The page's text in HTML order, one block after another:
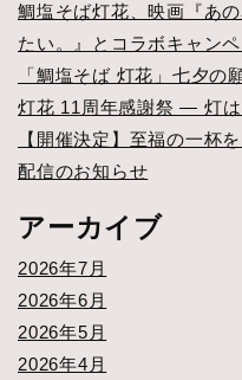
鯛塩そば灯花、映画『あ
たい。』とコラボキャン
「鯛塩そば 灯花」七夕の
灯花 11周年感謝祭 ― 灯
【開催決定】至福の一杯
配信のお知らせ
アーカイブ
2026年7月
2026年6月
2026年5月
2026年4月